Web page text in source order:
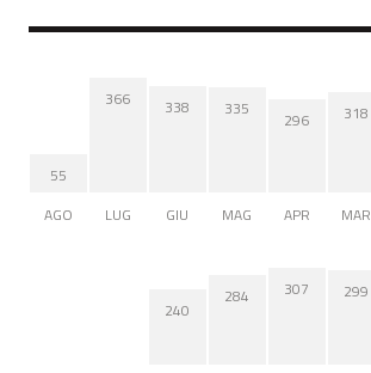
55
AGO
366
LUG
338
GIU
335
MAG
296
APR
318
MAR
240
284 307 299